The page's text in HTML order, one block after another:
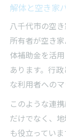
解体と空き家
八千代市の空
所有者が空き
体補助金を活
あります。行
な利用者への
このような連
だけでなく、
も役立ってい